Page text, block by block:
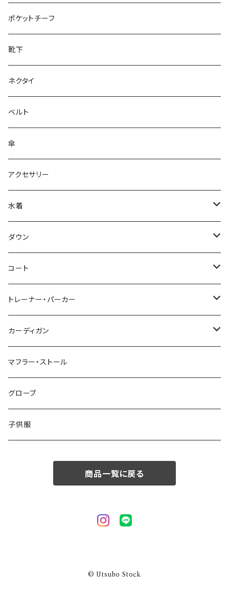
28cm～
ポケットチーフ
靴下
ネクタイ
ベルト
傘
アクセサリー
水着
～44/S
46/M
48/L
50/XL～
ダウン
～44/S
46/M
48/L
50/XL～
コート
～44/S
46/M
48/L
50/XL～
トレーナー・パーカー
～44/S
46/M
48/L
50/XL～
カーディガン
～44/S
46/M
48/L
マフラー・ストール
グローブ
子供服
商品一覧に戻る
© Utsubo Stock